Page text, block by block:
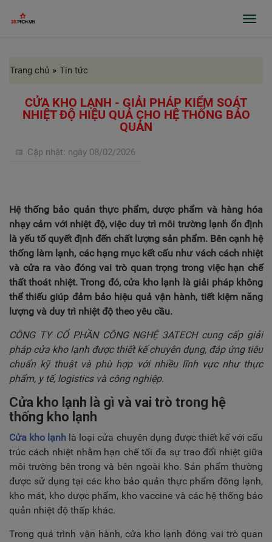
GIỚI THIỆU
SẢN PHẨM
GIA CÔNG INOX, BÀO RÃNH, CHẤN GẤP
PROFILE
DỰ ÁN
TIN TỨC
LIÊN HỆ
Trang chủ » Tin tức
CỬA KHO LẠNH - GIẢI PHÁP KIỂM SOÁT
NHIỆT ĐỘ HIỆU QUẢ CHO HỆ THỐNG BẢO
QUẢN
Cập nhật: ngày 08/02/2026
Hệ thống bảo quản thực phẩm, dược phẩm và hàng hóa
nhạy cảm với nhiệt độ, việc duy trì môi trường lạnh ổn định
là yếu tố quyết định đến chất lượng sản phẩm. Bên cạnh hệ
thống làm lạnh, các hạng mục kết cấu như vách cách nhiệt
và cửa ra vào đóng vai trò quan trọng trong việc hạn chế
thất thoát nhiệt. Trong đó, cửa kho lạnh là giải pháp không
thể thiếu giúp đảm bảo hiệu quả vận hành, tiết kiệm năng
lượng và duy trì nhiệt độ theo yêu cầu.
CÔNG TY CỔ PHẦN CÔNG NGHỆ 3ATECH cung cấp giải
pháp cửa kho lạnh được thiết kế chuyên dụng, đáp ứng tiêu
chuẩn kỹ thuật và phù hợp với nhiều lĩnh vực như thực
phẩm, y tế, logistics và công nghiệp.
Cửa kho lạnh là gì và vai trò trong hệ
thống kho lạnh
Cửa kho lạnh là loại cửa chuyên dụng được thiết kế với cấu
trúc cách nhiệt nhằm hạn chế tối đa sự trao đổi nhiệt giữa
môi trường bên trong và bên ngoài kho. Sản phẩm thường
được sử dụng tại các kho bảo quản thực phẩm đông lạnh,
kho mát, kho dược phẩm, kho vaccine và các hệ thống bảo
quản nhiệt độ thấp khác.
Trong quá trình vận hành, cửa kho lạnh đóng vai trò quan